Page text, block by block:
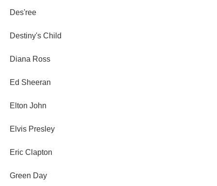
Des'ree
Destiny's Child
Diana Ross
Ed Sheeran
Elton John
Elvis Presley
Eric Clapton
Green Day